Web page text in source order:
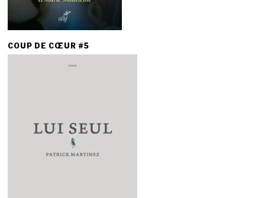
COUP DE CŒUR #5